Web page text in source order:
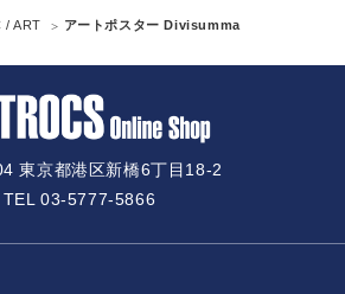
/ ART アートポスター Divisumma
東京都港区新橋6丁目18-2
TEL 03-5777-5866